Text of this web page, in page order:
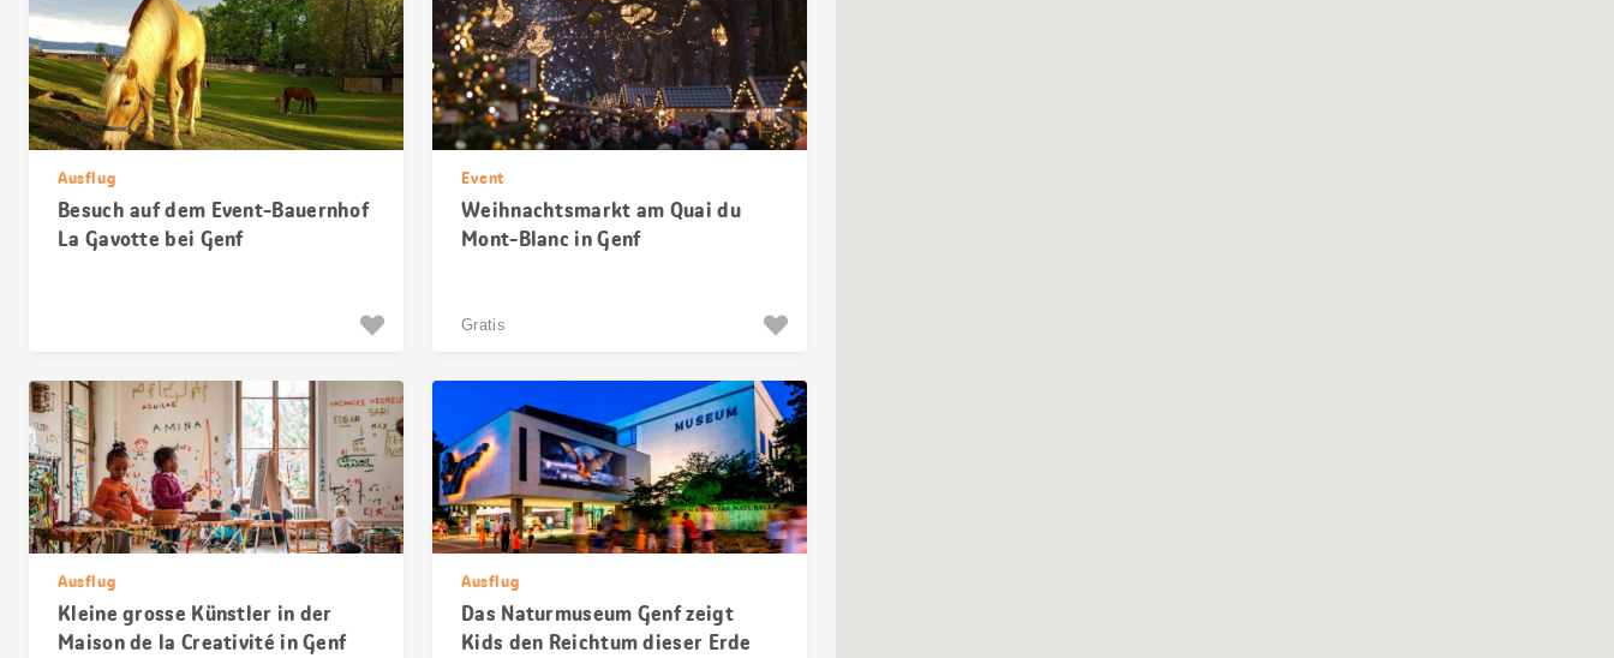
Ausflug
Besuch auf dem Event-Bauernhof
La Gavotte bei Genf
Event
Weihnachtsmarkt am Quai du
Mont-Blanc in Genf
Gratis
Ausflug
Kleine grosse Künstler in der
Maison de la Creativité in Genf
Ausflug
Das Naturmuseum Genf zeigt
Kids den Reichtum dieser Erde